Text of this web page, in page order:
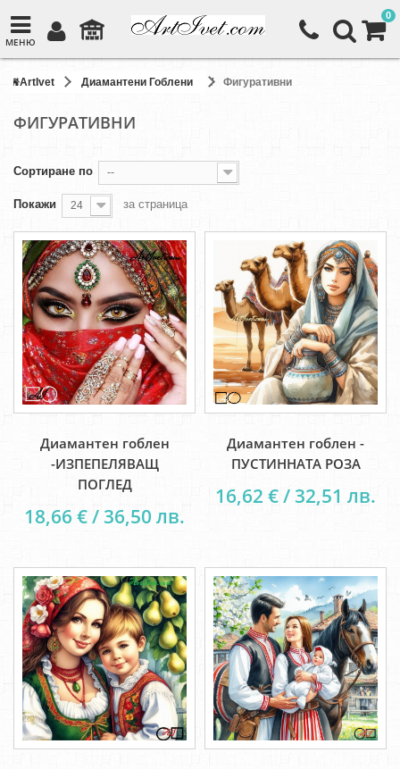
МЕНЮ
0
ArtIvet Диамантени Гоблени Фигуративни
ФИГУРАТИВНИ
Сортиране по --
Покажи 24 за страница
Диамантен гоблен
-ИЗПЕПЕЛЯВАЩ
ПОГЛЕД
18,66 € / 36,50 лв.
Диамантен гоблен -
ПУСТИННАТА РОЗА
16,62 € / 32,51 лв.